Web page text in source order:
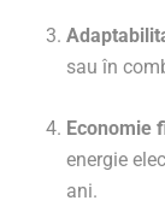
sau în
Economie
energie
ani.